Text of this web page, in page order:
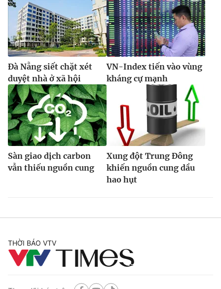
Đà Nẵng siết chặt xét
duyệt nhà ở xã hội
VN-Index tiến vào vùng
kháng cự mạnh
Sàn giao dịch carbon
vẫn thiếu nguồn cung
Xung đột Trung Đông
khiến nguồn cung dầu
hao hụt
THỜI BÁO VTV